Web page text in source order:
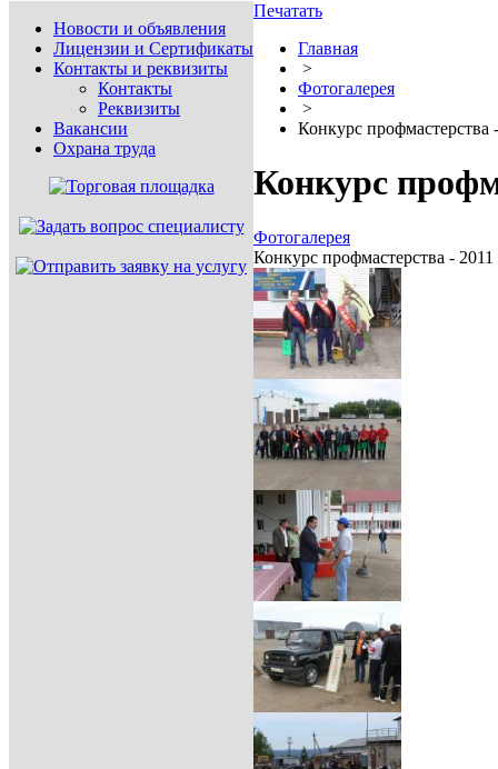
Новости и объявления
Лицензии и Сертификаты
Контакты и реквизиты
Контакты
Реквизиты
Вакансии
Охрана труда
Печатать
Главная
>
Фотогалерея
>
Конкурс профмастерства
Конкурс
Фотогалерея
Конкурс профмастерства - 2011